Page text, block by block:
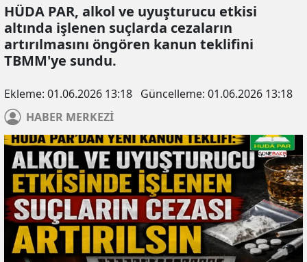
HÜDA PAR, alkol ve uyuşturucu etkisi
altında işlenen suçlarda cezaların
artırılmasını öngören kanun teklifini
TBMM'ye sundu.
Ekleme: 01.06.2026 13:18 Güncelleme: 01.06.2026 13:18
HABER MERKEZİ